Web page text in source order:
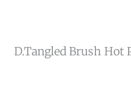
D.Tangled Brush Hot